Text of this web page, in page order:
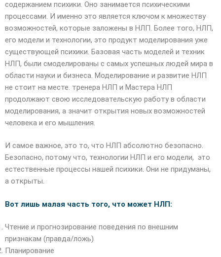
содержанием психики. Оно занимается психическими
процессами. И именно это является ключом к множеству
возможностей, которые заложены в НЛП. Более того, НЛП,
его модели и технологии, это продукт моделирования уже
существующей психики. Базовая часть моделей и техник
НЛП, были смоделированы с самых успешных людей мира в
области науки и бизнеса. Моделирование и развитие НЛП
не стоит на месте. тренера НЛП и Мастера НЛП
продолжают свою исследовательскую работу в области
моделирования, а значит открытия новых возможностей
человека и его мышления.
И самое важное, это то, что НЛП абсолютно безопасно.
Безопасно, потому что, технологии НЛП и его модели, это
естественные процессы нашей психики. Они не придуманы,
а открыты.
Вот лишь малая часть того, что может НЛП:
Чтение и прогнозирование поведения по внешним
признакам (правда/ложь)
Планирование